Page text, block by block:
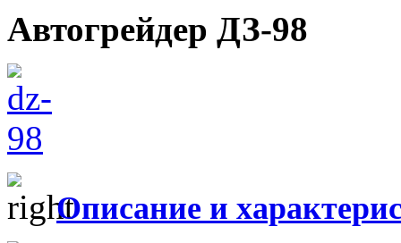
Автогрейдер ДЗ-98
Описание и